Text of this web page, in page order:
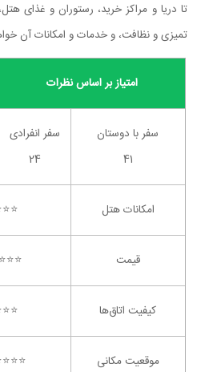
تا دریا و مراکز خرید، رستوران و غذای
تمیزی و نظافت، و خدمات و امکانات آن
امتیاز بر اساس نظرات
سفر با دوستان
41
سفر انفرادی
24
امکانات هتل
قیمت
کیفیت اتاق‌ها
موقعیت مکانی